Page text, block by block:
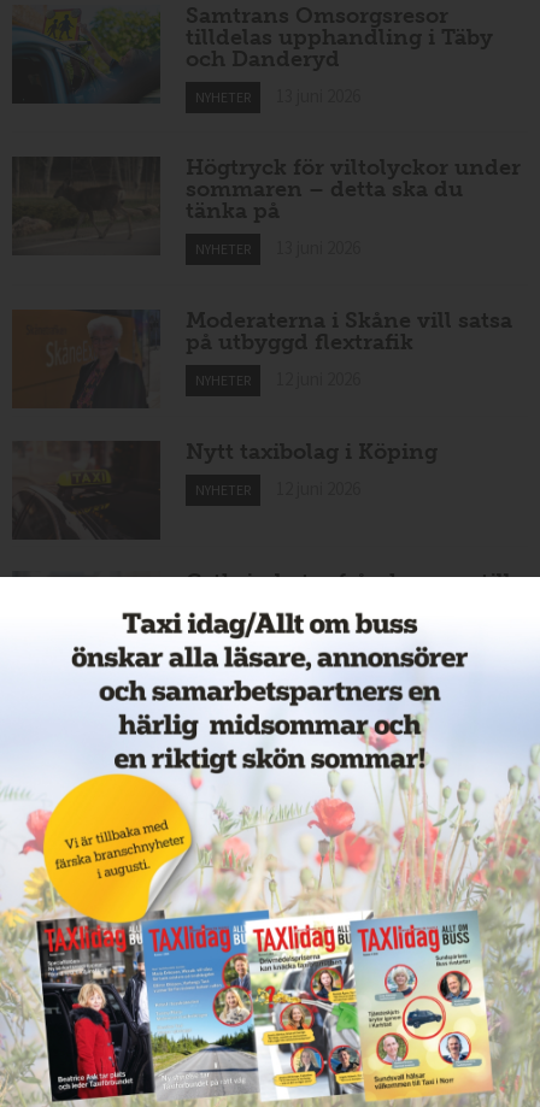
Samtrans Omsorgsresor
tilldelas upphandling i Täby
och Danderyd
NYHETER
Högtryck för viltolyckor under
sommaren – detta ska du
tänka på
NYHETER
Moderaterna i Skåne vill satsa
på utbyggd flextrafik
NYHETER
Nytt taxibolag i Köping
NYHETER
Cathrin byter från hamnar till
NYHETER 11 juni 2026
Nytt taxiföretag i Sigtuna
NYHETER 11 juni 2026
Nytt taxibolag i Borlänge
NYHETER 11 juni 2026
Taxibommar fick inte avsedd
effekt vid Lund C
NYHETER 10 juni 2026